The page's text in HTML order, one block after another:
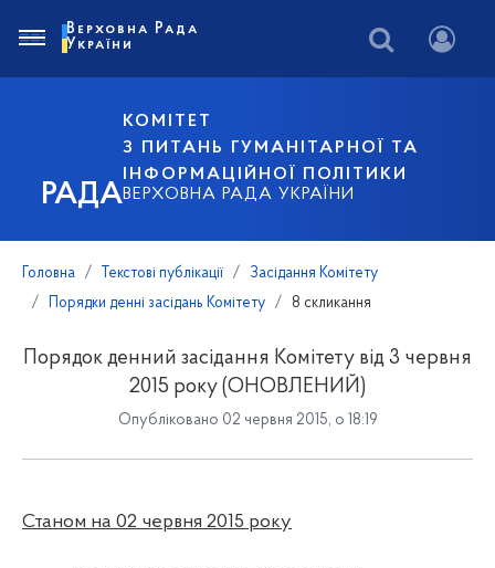
РАДА
КОМІТЕТ
З ПИТАНЬ ГУМАНІТАРНОЇ ТА
ІНФОРМАЦІЙНОЇ ПОЛІТИКИ
ВЕРХОВНА РАДА УКРАЇНИ
Верховна Рада
України
Головна Текстові публікації
Засідання Комітету
Порядки денні засідань Комітету
8 скликання
Порядок денний засідання Комітету від 3 червня
2015 року (ОНОВЛЕНИЙ)
Опубліковано 02 червня 2015, о 18:19
Станом на 02 червня 2015 року